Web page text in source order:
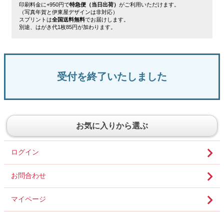
印刷料金に+950円で特急便（当日出荷） がご利用いただけます。
（写真年賀と伊東屋デザインは非対応）
スプリントは全国送料無料でお届けします。
別途、はがき代1枚85円が加わります。
受付を終了いたしました
お気に入りから選ぶ
ログイン
お問合わせ
マイページ